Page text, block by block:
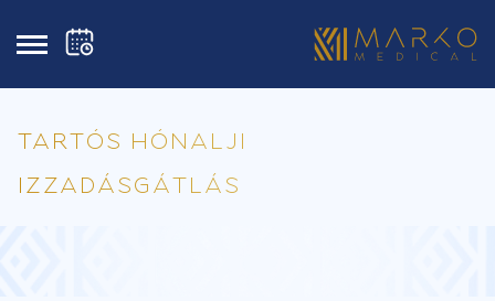
TARTÓS HÓNALJI
IZZADÁSGÁTLÁS